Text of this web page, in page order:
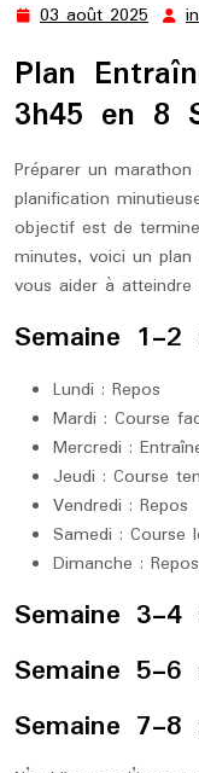
03 août 2025 03
2025
Plan
3h45 en 8
Préparer un
planification
objectif est de
minutes, voici un plan
vous aider à
Semaine 1-2
Lundi : Repos
Mardi : Course
Mercredi :
Jeudi : Course
Vendredi : Repos
Samedi : Course
Dimanche :
Semaine 3-4
Semaine 5-6
Semaine 7-8